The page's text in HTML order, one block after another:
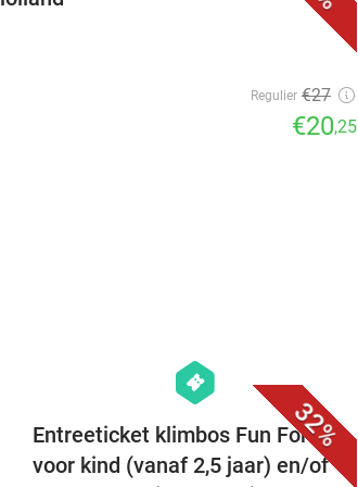
Regulier €27
€20,25
32%
hexagon
events
Entreeticket klimbos Fun Forest
voor kind (vanaf 2,5 jaar) en/of